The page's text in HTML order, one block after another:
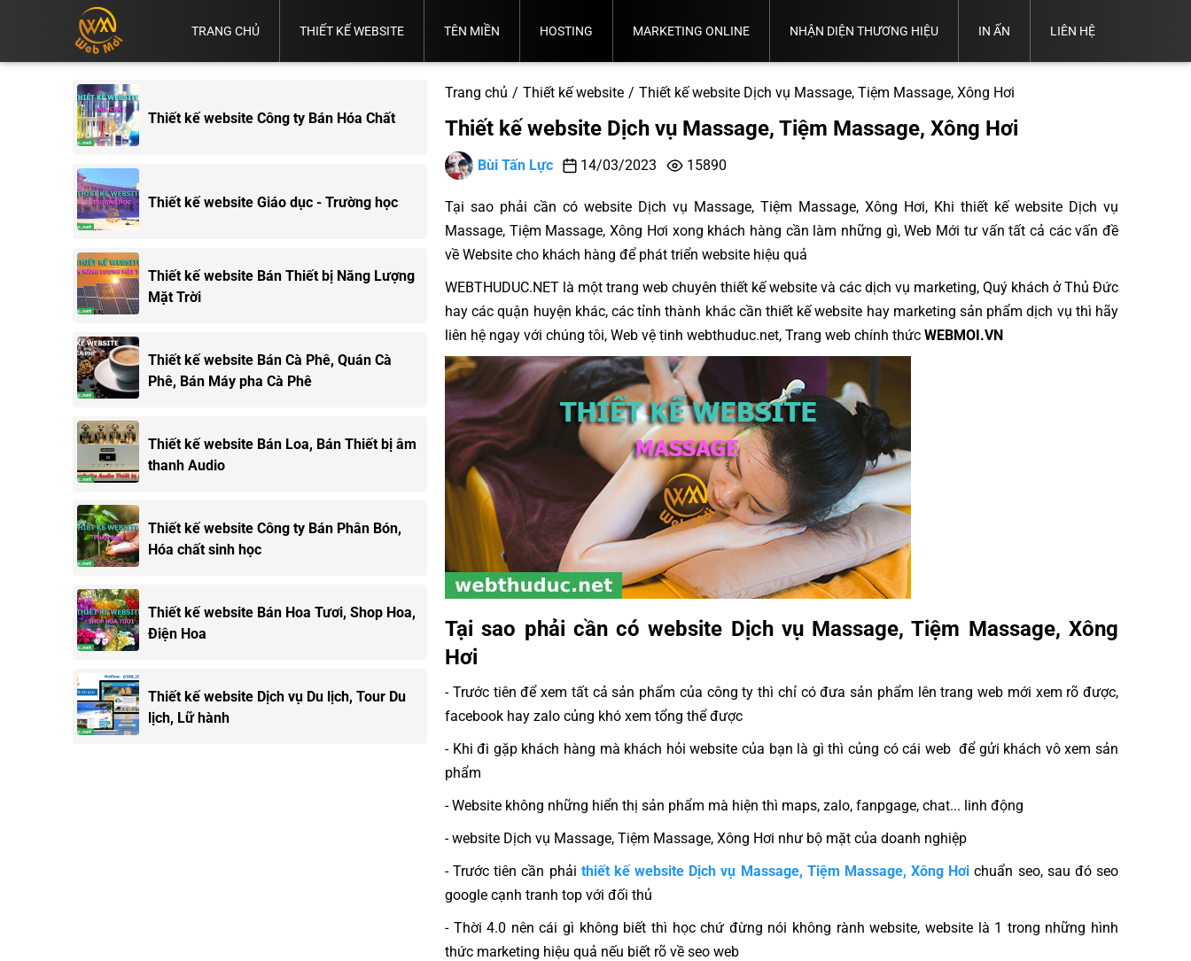
TRANG CHỦ THIẾT KẾ WEBSITE
Thiết
Dương
Thiết
Hàng
Thiết
SEO
Có
TÊN MIỀN
Giá
Tên
Miền
Đăng
Ký
Tên
Miền.
Nghĩa
Tên
Miền
Chọn
Miền
Hợp
Thuận
Tên
Quốc
Tế
Định
Dụng
Miền
VN
HOSTING
Giá
Email
Sever
Dữ
Liệu.
Tư Vấn
Hosting
Hợp
MARKETING ONLINE
Marketing
Tổng Thể
Email
Marketing
Trị
Quản Trị
Fanpage
Tin
Truyền
Google
Banner
NHẬN DIỆN THƯƠNG HIỆU
Thương
Kế
Thiết Kế
Catalogue
Sơ
Lực
Name
Thiết
Thẻ
Viên
IN ẤN LIÊN HỆ
Trang chủ Thiết kế website Thiết kế website Dịch vụ Massage, Tiệm Massage, Xông Hơi
Thiết kế website Dịch vụ Massage, Tiệm Massage, Xông Hơi
Bùi Tấn Lực 14/03/2023 15890
Tại sao phải cần có website Dịch vụ Massage, Tiệm Massage, Xông Hơi, Khi thiết kế website Dịch vụ
Massage, Tiệm Massage, Xông Hơi xong khách hàng cần làm những gì, Web Mới tư vấn tất cả các vấn đề
về Website cho khách hàng để phát triển website hiệu quả
WEBTHUDUC.NET là một trang web chuyên thiết kế website và các dịch vụ marketing, Quý khách ở Thủ Đức
hay các quận huyện khác, các tỉnh thành khác cần thiết kế website hay marketing sản phẩm dịch vụ thì hãy
liên hệ ngay với chúng tôi, Web vệ tinh webthuduc.net, Trang web chính thức WEBMOI.VN
Tại sao phải cần có website Dịch vụ Massage, Tiệm Massage, Xông
Hơi
- Trước tiên để xem tất cả sản phẩm của công ty thì chỉ có đưa sản phẩm lên trang web mới xem rõ được,
facebook hay zalo củng khó xem tổng thể được
- Khi đi gặp khách hàng mà khách hỏi website của bạn là gì thì củng có cái web để gửi khách vô xem sản
phẩm
- Website không những hiển thị sản phẩm mà hiện thì maps, zalo, fanpgage, chat... linh động
- website Dịch vụ Massage, Tiệm Massage, Xông Hơi như bộ mặt của doanh nghiệp
- Trước tiên cần phải thiết kế website Dịch vụ Massage, Tiệm Massage, Xông Hơi chuẩn seo, sau đó seo
google cạnh tranh top với đối thủ
- Thời 4.0 nên cái gì không biết thì học chứ đừng nói không rành website, website là 1 trong những hình
thức marketing hiệu quả nếu biết rõ về seo web
Thiết kế website Công ty Bán Hóa Chất
Thiết kế website Giáo dục - Trường học
Thiết kế website Bán Thiết bị Năng Lượng
Mặt Trời
Thiết kế website Bán Cà Phê, Quán Cà
Phê, Bán Máy pha Cà Phê
Thiết kế website Bán Loa, Bán Thiết bị âm
thanh Audio
Thiết kế website Công ty Bán Phân Bón,
Hóa chất sinh học
Thiết kế website Bán Hoa Tươi, Shop Hoa,
Điện Hoa
Thiết kế website Dịch vụ Du lịch, Tour Du
lịch, Lữ hành